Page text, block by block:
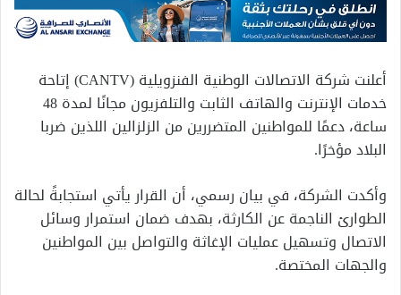
أعلنت شركة الاتصالات الوطنية الفنزويلية (CANTV) إتاحة
خدمات الإنترنت والهاتف الثابت والتلفزيون مجانًا لمدة 48
ساعة، دعمًا للمواطنين المتضررين من الزلزالين اللذين ضربا
البلاد مؤخرًا.
وأكدت الشركة، في بيان رسمي، أن القرار يأتي استجابةً لحالة
الطوارئ الناجمة عن الكارثة، بهدف ضمان استمرار وسائل
الاتصال وتسهيل عمليات الإغاثة والتواصل بين المواطنين
والجهات المختصة.